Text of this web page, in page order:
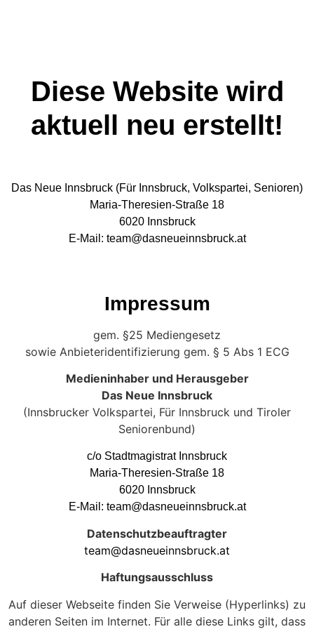
Diese Website wird
aktuell neu erstellt!
Das Neue Innsbruck (Für Innsbruck, Volkspartei, Senioren)
Maria-Theresien-Straße 18
6020 Innsbruck
E-Mail: team@dasneueinnsbruck.at
Impressum
gem. §25 Mediengesetz
sowie Anbieteridentifizierung gem. § 5 Abs 1 ECG
Medieninhaber und Herausgeber
Das Neue Innsbruck
(Innsbrucker Volkspartei, Für Innsbruck und Tiroler
Seniorenbund)
c/o Stadtmagistrat Innsbruck
Maria-Theresien-Straße 18
6020 Innsbruck
E-Mail: team@dasneueinnsbruck.at
Datenschutzbeauftragter
team@dasneueinnsbruck.at
Haftungsausschluss
Auf dieser Webseite finden Sie Verweise (Hyperlinks) zu
anderen Seiten im Internet. Für alle diese Links gilt, dass